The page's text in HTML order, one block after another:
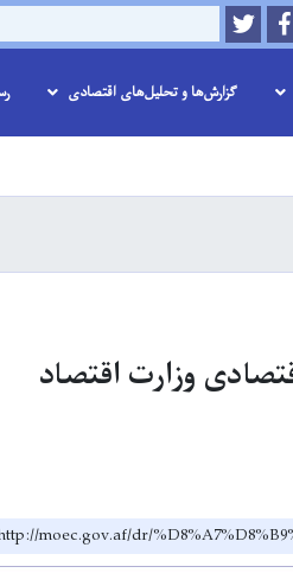
Facebook
Twitter
Search
گزارش‌ها و تحلیل‌های اقتصادی
وزارت اقتصاد
moec.gov.af/dr/